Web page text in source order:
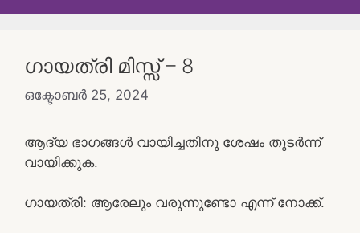
ഗായത്രി മിസ്സ്‌ – 8
ഒക്ടോബർ 25, 2024
ആദ്യ ഭാഗങ്ങൾ വായിച്ചതിനു ശേഷം തുടർന്ന്
വായിക്കുക.
ഗായത്രി: ആരേലും വരുന്നുണ്ടോ എന്ന് നോക്ക്.